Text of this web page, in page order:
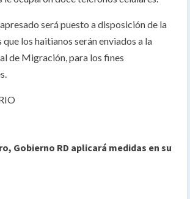
será puesto a disposición de la
los haitianos serán enviados a la
de Migración, para los fines
Gobierno RD aplicará medidas en su